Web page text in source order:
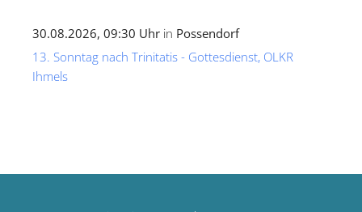
30.08.2026, 09:30 Uhr in Possendorf
13. Sonntag nach Trinitatis - Gottesdienst, OLKR
Ihmels